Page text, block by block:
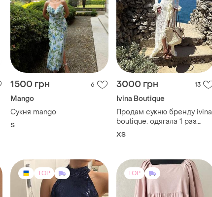
1500 грн 6
Mango
Сукня mango
S
3000 грн 13
Ivina Boutique
Продам сукню бренду ivina
boutique. одягала 1 раз.
розмір хс. ціна 3000 грн
ХS
TOP TOP